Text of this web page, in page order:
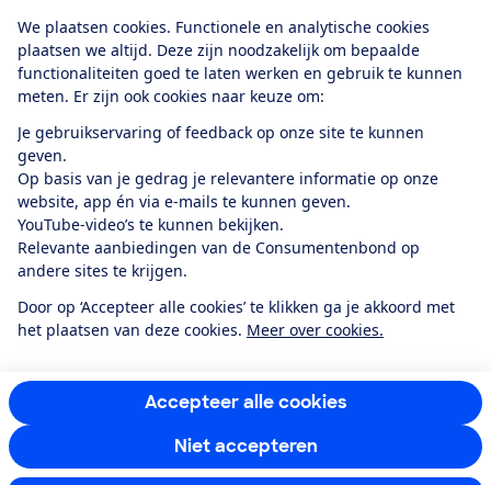
We plaatsen cookies. Functionele en analytische cookies
plaatsen we altijd. Deze zijn noodzakelijk om bepaalde
functionaliteiten goed te laten werken en gebruik te kunnen
meten. Er zijn ook cookies naar keuze om:
Je gebruikservaring of feedback op onze site te kunnen
geven.
Op basis van je gedrag je relevantere informatie op onze
website, app én via e-mails te kunnen geven.
YouTube-video’s te kunnen bekijken.
Relevante aanbiedingen van de Consumentenbond op
andere sites te krijgen.
Door op ‘Accepteer alle cookies’ te klikken ga je akkoord met
het plaatsen van deze cookies. Meer over cookies.
Accepteer alle cookies
Niet accepteren
Alles over de
app
Algemene Voorwaarden
Privacyverklaring
Cookiebeleid
Privacyvoorkeuren
Toegankelijkheid
RSS-feed nieuws
Facebook
TwitterInstagram
YoutubeLinkedIn
12.901consumentenbeoordelen de Consumentenbondmet gemiddeld